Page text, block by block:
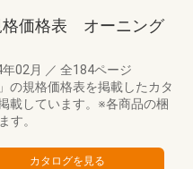
価格表 オーニング
02月 ／ 全184ページ
の規格価格表を掲載したカタ
載しています。※各商品の梱
す。